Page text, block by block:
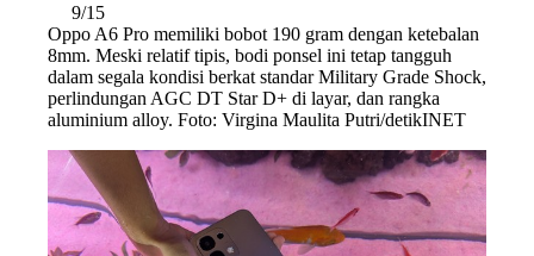
9/15
Oppo A6 Pro memiliki bobot 190 gram dengan ketebalan
8mm. Meski relatif tipis, bodi ponsel ini tetap tangguh
dalam segala kondisi berkat standar Military Grade Shock,
perlindungan AGC DT Star D+ di layar, dan rangka
aluminium alloy. Foto: Virgina Maulita Putri/detikINET